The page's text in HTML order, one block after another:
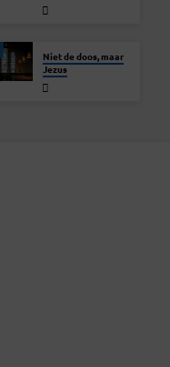
Niet de doos, maar
Jezus